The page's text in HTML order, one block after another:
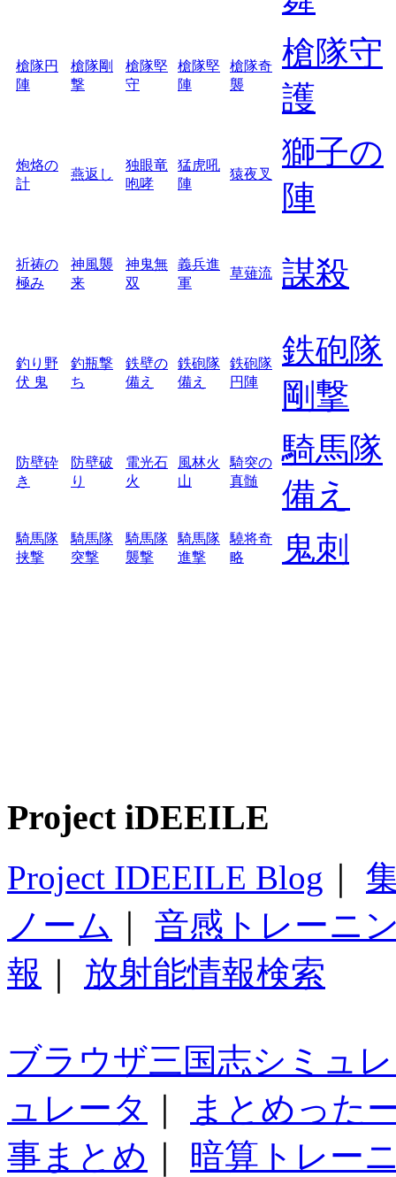
槍隊円
陣
槍隊剛
撃
槍隊堅
守
槍隊堅
陣
槍隊奇
襲
槍隊守
護
炮烙の
計
燕返し
独眼竜
咆哮
猛虎吼
陣
猿夜叉
獅子の
陣
祈祷の
極み
神風襲
来
神鬼無
双
義兵進
軍
草薙流 謀殺
釣り野
伏 鬼
釣瓶撃
ち
鉄壁の
備え
鉄砲隊
備え
鉄砲隊
円陣
鉄砲隊
剛撃
防壁砕
き
防壁破
り
電光石
火
風林火
山
騎突の
真髄
騎馬隊
備え
騎馬隊
挟撃
騎馬隊
突撃
騎馬隊
襲撃
騎馬隊
進撃
驍将奇
略
鬼刺
Project iDEEILE
Project IDEEILE Blog
ノーム
音感トレーニ
報
放射能情報検索
ブラウザ三国志シミュ
ュレータ
まとめった
事まとめ
暗算トレー